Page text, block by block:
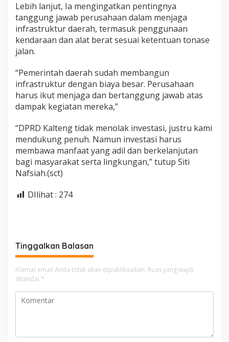
Lebih lanjut, Ia mengingatkan pentingnya
tanggung jawab perusahaan dalam menjaga
infrastruktur daerah, termasuk penggunaan
kendaraan dan alat berat sesuai ketentuan tonase
jalan.
“Pemerintah daerah sudah membangun
infrastruktur dengan biaya besar. Perusahaan
harus ikut menjaga dan bertanggung jawab atas
dampak kegiatan mereka,”
“DPRD Kalteng tidak menolak investasi, justru kami
mendukung penuh. Namun investasi harus
membawa manfaat yang adil dan berkelanjutan
bagi masyarakat serta lingkungan,” tutup Siti
Nafsiah.(sct)
DIlihat : 274
Tinggalkan Balasan
Alamat email Anda tidak akan dipublikasikan. Ruas yang wajib
ditandai *